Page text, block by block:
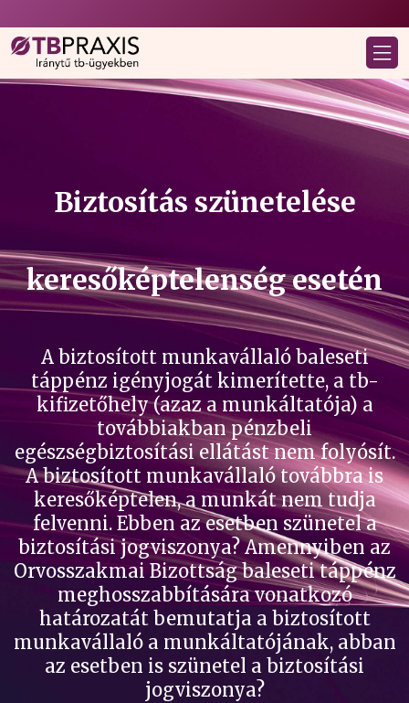
Biztosítás szünetelése
keresőképtelenség esetén
A biztosított munkavállaló baleseti
táppénz igényjogát kimerítette, a tb-
kifizetőhely (azaz a munkáltatója) a
továbbiakban pénzbeli
egészségbiztosítási ellátást nem folyósít.
A biztosított munkavállaló továbbra is
keresőképtelen, a munkát nem tudja
felvenni. Ebben az esetben szünetel a
biztosítási jogviszonya? Amennyiben az
Orvosszakmai Bizottság baleseti táppénz
meghosszabbítására vonatkozó
határozatát bemutatja a biztosított
munkavállaló a munkáltatójának, abban
az esetben is szünetel a biztosítási
jogviszonya?